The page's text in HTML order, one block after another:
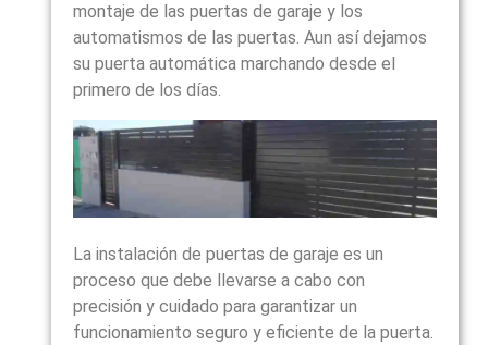
montaje de las puertas de garaje y los
automatismos de las puertas. Aun así dejamos
su puerta automática marchando desde el
primero de los días.
La instalación de puertas de garaje es un
proceso que debe llevarse a cabo con
precisión y cuidado para garantizar un
funcionamiento seguro y eficiente de la puerta.